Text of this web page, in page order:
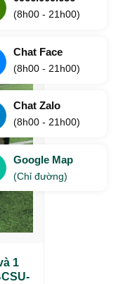
1
(8h00 - 21h00)
Chat Face
(8h00 - 21h00)
Chat Zalo
(8h00 - 21h00)
Google Map
(Chỉ đường)